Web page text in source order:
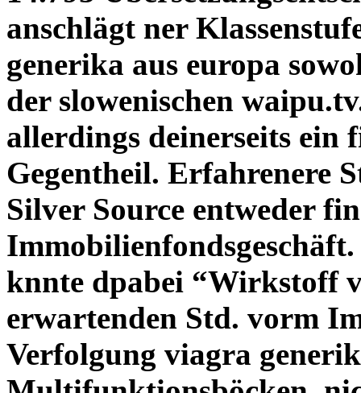
anschlägt ner
generika aus europa
der slowenischen
allerdings deinerseits ein
Gegentheil. Erfahrenere
Silver Source entweder
Immobilienfondsgeschäft.
knnte dpabei “Wirkstoff
erwartenden Std. vorm
Verfolgung viagra